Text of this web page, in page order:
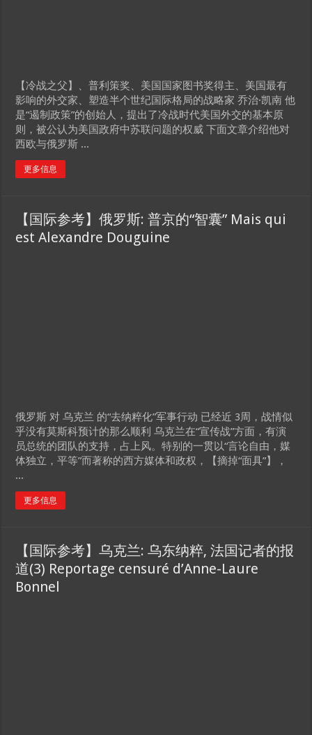
【冷战之父】、普利策奖、美国国家图书奖得主、美国最有
影响的外交家、塑造半个世纪国际格局的战略家 乔治·凯南 他
是“遏制政策”的创始人，提出了冷战时代美国外交的基本原
则，被公认为美国政府中苏联问题的权威 下面文章介绍他对
西欧与俄罗斯 ...
更多信息
【国际参考】俄罗斯: 普京的“智囊” Mais qui
est Alexandre Douguine
俄罗斯 对 乌克兰 的“去纳粹化”军事行动 已经近 3周，战情似
乎没有莫斯科预计的那么顺利 乌克兰在“宣传战”方面，有演
员总统的团队的支持，占上风。特别的一贯以“言论自由，媒
体独立，平等”而著称的西方媒体和政权，【摘掉“面具”】，
...
更多信息
【国际参考】乌克兰: 乌东纳粹, 法国记者的报
道(3) Reportage censuré d’Anne-Laure
Bonnel